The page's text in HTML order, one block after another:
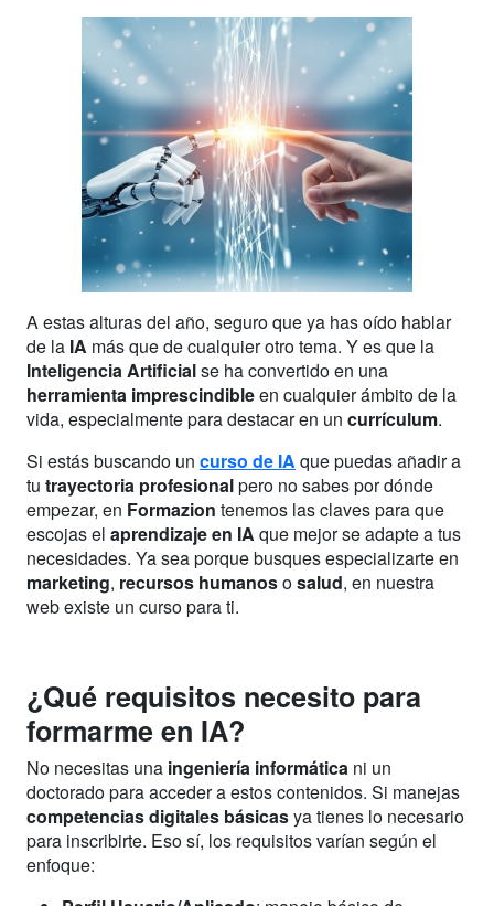
A estas alturas del año, seguro que ya has oído hablar
de la IA más que de cualquier otro tema. Y es que la
Inteligencia Artificialse ha convertido en una
herramienta imprescindibleen cualquier ámbito de la
vida, especialmente para destacar en un currículum.
Si estás buscando un curso de IA que puedas añadir a
tu trayectoria profesionalpero no sabes por dónde
empezar, en Formazion tenemos las claves para que
escojas el aprendizaje en IA que mejor se adapte a tus
necesidades. Ya sea porque busques especializarte en
marketing, recursos humanososalud, en nuestra
web existe un curso para ti.
¿Qué requisitos necesito para
formarme en IA?
No necesitas una ingeniería informática ni un
doctorado para acceder a estos contenidos. Si manejas
competencias digitales básicasya tienes lo necesario
para inscribirte. Eso sí, los requisitos varían según el
enfoque: